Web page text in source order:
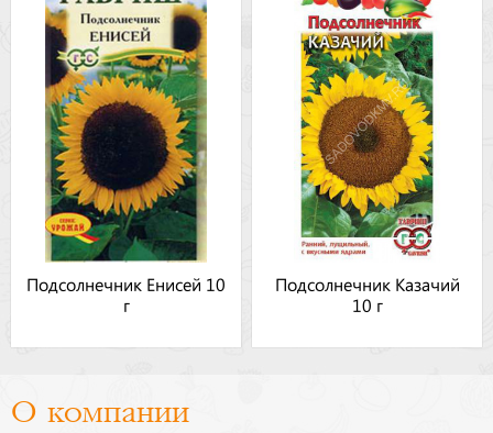
Подсолнечник Енисей 10
г
Подсолнечник Казачий
10 г
О компании